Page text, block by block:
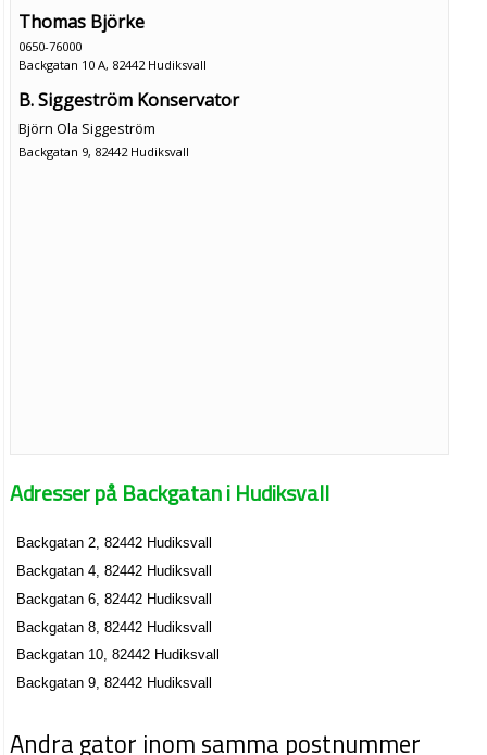
Thomas Björke
0650-76000
Backgatan 10 A, 82442 Hudiksvall
B. Siggeström Konservator
Björn Ola Siggeström
Backgatan 9, 82442 Hudiksvall
Adresser på Backgatan i Hudiksvall
Backgatan 2, 82442 Hudiksvall
Backgatan 4, 82442 Hudiksvall
Backgatan 6, 82442 Hudiksvall
Backgatan 8, 82442 Hudiksvall
Backgatan 10, 82442 Hudiksvall
Backgatan 9, 82442 Hudiksvall
Andra gator inom samma postnummer